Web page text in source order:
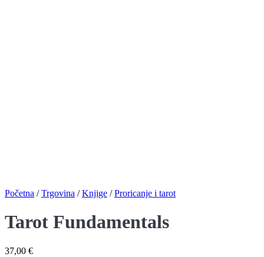
Početna / Trgovina / Knjige / Proricanje i tarot
Tarot Fundamentals
37,00 €